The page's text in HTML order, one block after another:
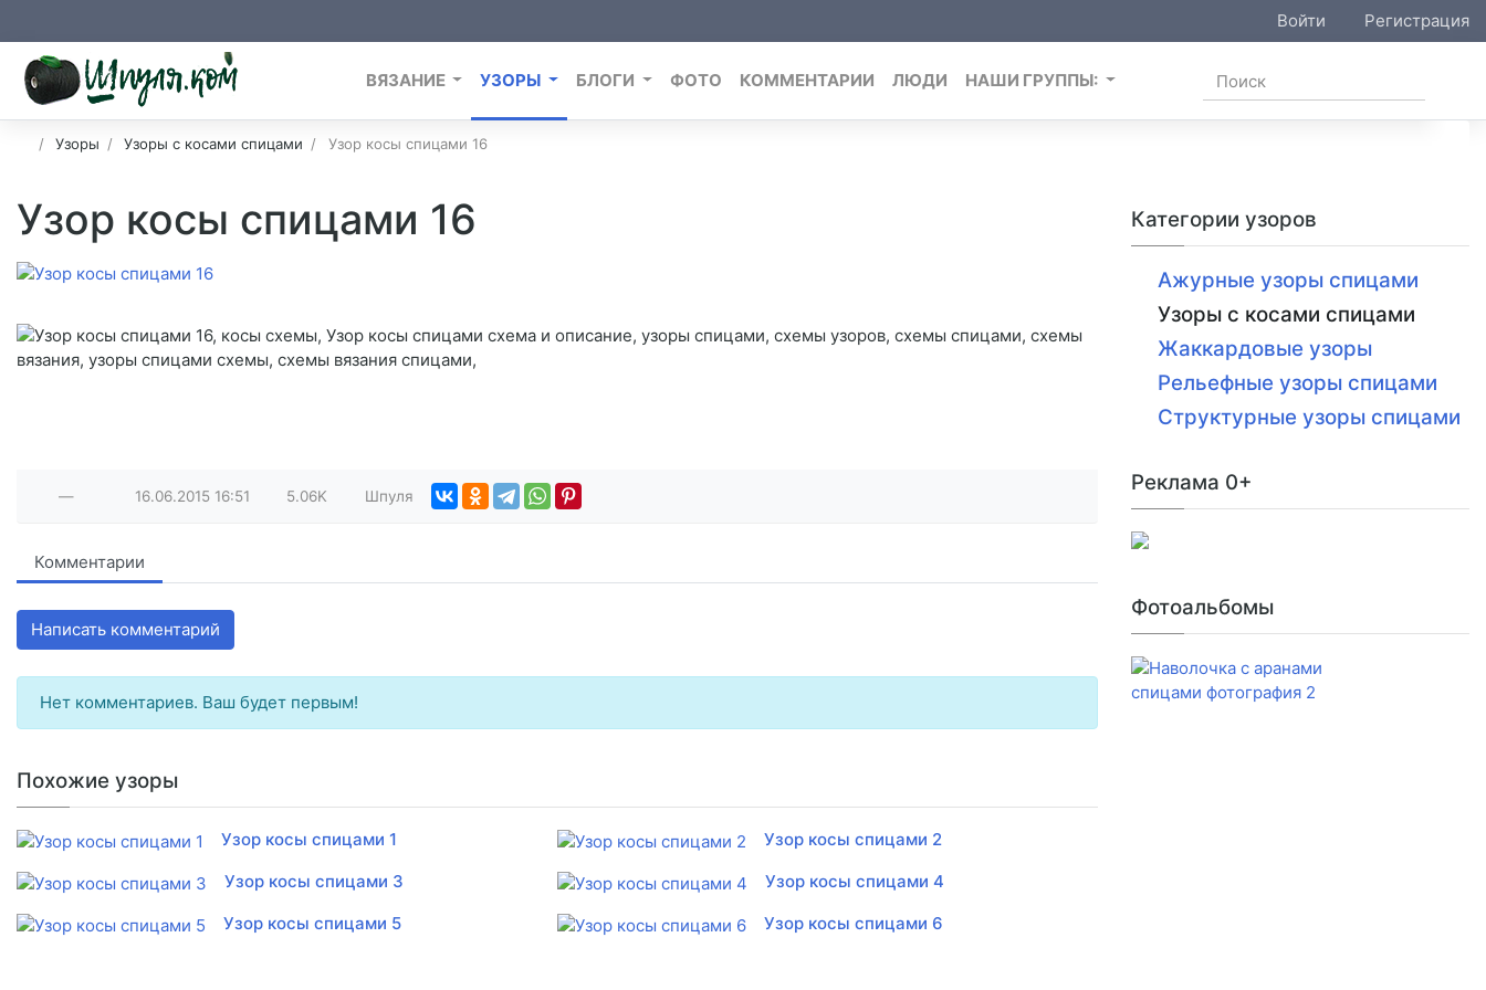
Войти Регистрация
ВЯЗАНИЕ УЗОРЫ БЛОГИ ФОТО КОММЕНТАРИИ ЛЮДИ НАШИ ГРУППЫ:
Узоры Узоры с косами спицами Узор косы спицами 16
Узор косы спицами 16
— 16.06.2015 16:51 5.06K Шпуля
Комментарии
Написать комментарий
Нет комментариев. Ваш будет первым!
Похожие узоры
Узор косы спицами 1
Узор косы спицами 2
Узор косы спицами 3
Узор косы спицами 4
Узор косы спицами 5
Узор косы спицами 6
Категории узоров
Ажурные узоры спицами
Узоры с косами спицами
Жаккардовые узоры
Рельефные узоры спицами
Структурные узоры спицами
Реклама 0+
Фотоальбомы